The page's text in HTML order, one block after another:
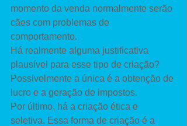
momento da venda normalmente serão
cães com problemas de
comportamento.
Há realmente alguma justificativa
plausível para esse tipo de criação?
Possivelmente a única é a obtenção de
lucro e a geração de impostos.
Por último, há a criação ética e
seletiva. Essa forma de criação é a